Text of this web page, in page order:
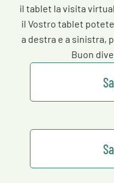
il tablet la visita
il Vostro tablet
a destra e a sinistra,
Buon